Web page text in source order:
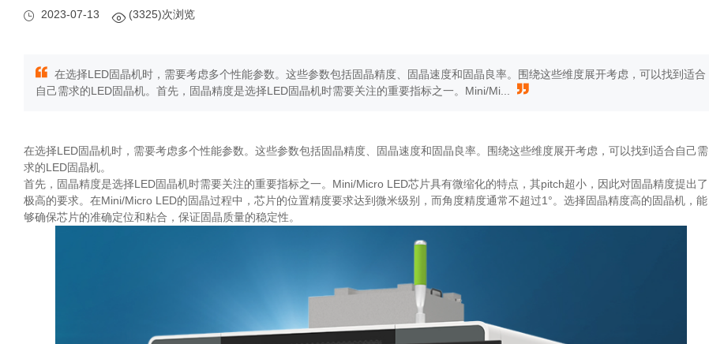
2023-07-13 (3325)次浏览
在选择LED固晶机时，需要考虑多个性能参数。这些参数包括固晶精度、固晶速度和固晶良率。围绕这些维度展开考虑，可以找到适合
自己需求的LED固晶机。首先，固晶精度是选择LED固晶机时需要关注的重要指标之一。Mini/Mi...
在选择LED固晶机时，需要考虑多个性能参数。这些参数包括固晶精度、固晶速度和固晶良率。围绕这些维度展开考虑，可以找到适合自己需
求的LED固晶机。
首先，固晶精度是选择LED固晶机时需要关注的重要指标之一。Mini/Micro LED芯片具有微缩化的特点，其pitch超小，因此对固晶精度提出了
极高的要求。在Mini/Micro LED的固晶过程中，芯片的位置精度要求达到微米级别，而角度精度通常不超过1°。选择固晶精度高的固晶机，能
够确保芯片的准确定位和粘合，保证固晶质量的稳定性。